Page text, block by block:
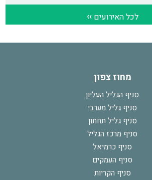
מחוז צפון
סניף הגליל העליון
סניף גליל מערבי
סניף גליל תחתון
סניף מרכז הגליל
סניף כרמיאל
סניף העמקים
סניף הקריות